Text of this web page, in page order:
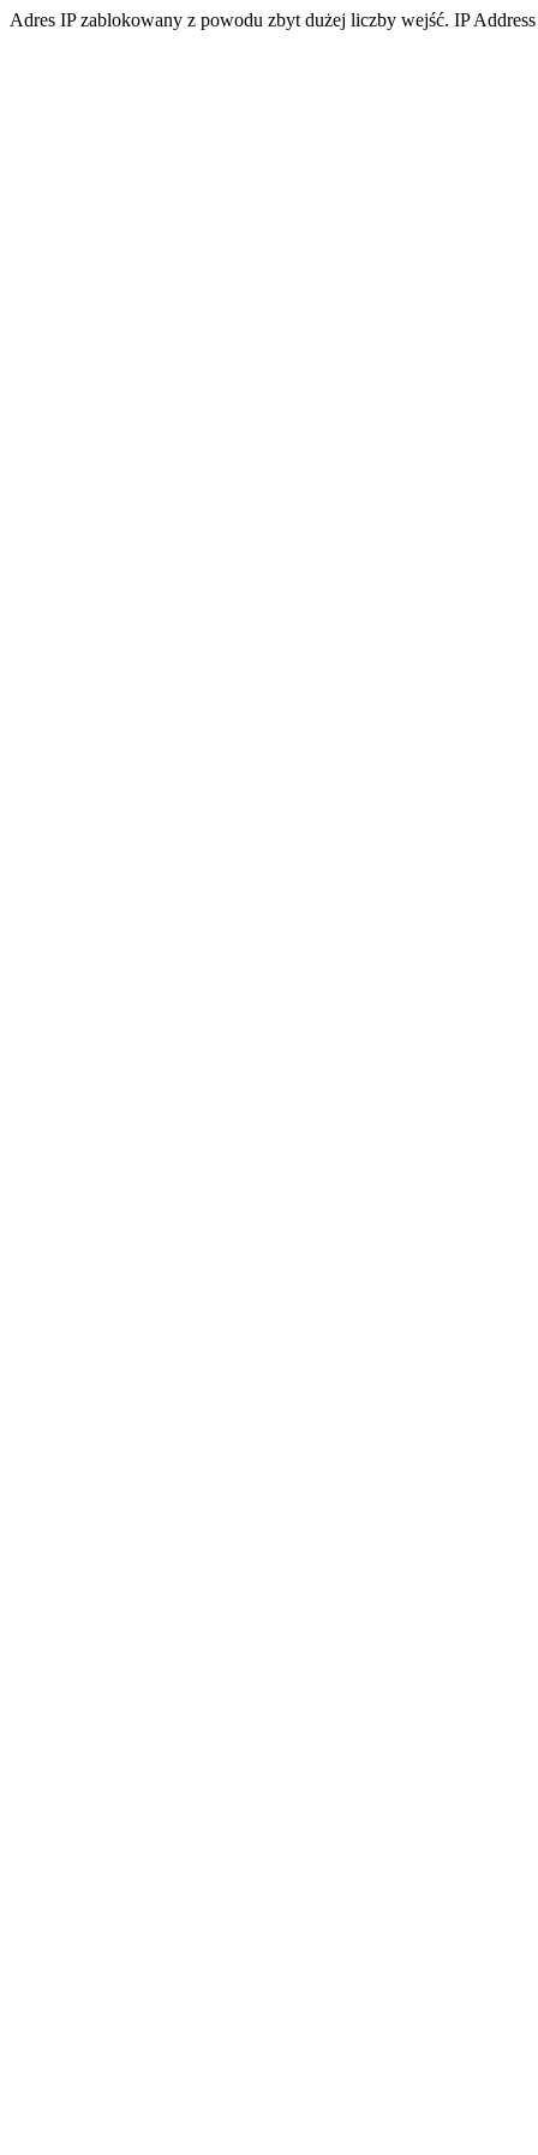
Adres IP zablokowany z powodu zbyt dużej liczby wejść. IP